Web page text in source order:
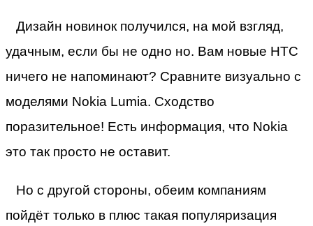
Дизайн новинок получился, на мой взгляд,
удачным, если бы не одно но. Вам новые HTC
ничего не напоминают? Сравните визуально с
моделями Nokia Lumia. Сходство
поразительное! Есть информация, что Nokia
это так просто не оставит.
Но с другой стороны, обеим компаниям
пойдёт только в плюс такая популяризация